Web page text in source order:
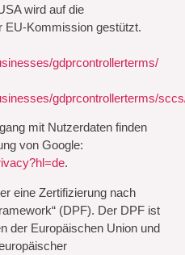
wird auf die
EU-Kommission gestützt.
gdprcontrollerterms/
gdprcontrollerterms/
mit Nutzerdaten finden
von Google:
.
eine Zertifizierung nach
(DPF). Der DPF ist
der Europäischen Union und